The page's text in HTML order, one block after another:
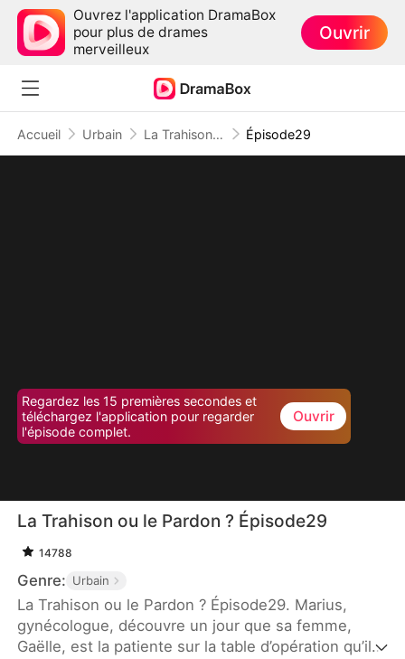
Ouvrez l'application DramaBox
pour plus de drames
merveilleux
Ouvrir
Accueil Urbain La Trahison ou le Pardon ? Épisode29
Regardez les 15 premières secondes et
téléchargez l'application pour regarder
l'épisode complet.
Ouvrir
La Trahison ou le Pardon ? Épisode29
14788
Genre: Urbain
La Trahison ou le Pardon ? Épisode29. Marius,
gynécologue, découvre un jour que sa femme,
Gaëlle, est la patiente sur la table d’opération qu’il